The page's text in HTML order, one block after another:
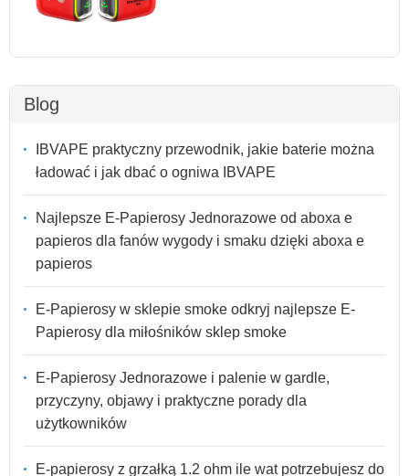
Blog
IBVAPE praktyczny przewodnik, jakie baterie można
ładować i jak dbać o ogniwa IBVAPE
Najlepsze E-Papierosy Jednorazowe od aboxa e
papieros dla fanów wygody i smaku dzięki aboxa e
papieros
E-Papierosy w sklepie smoke odkryj najlepsze E-
Papierosy dla miłośników sklep smoke
E-Papierosy Jednorazowe i palenie w gardle,
przyczyny, objawy i praktyczne porady dla
użytkowników
E-papierosy z grzałką 1.2 ohm ile wat potrzebujesz do